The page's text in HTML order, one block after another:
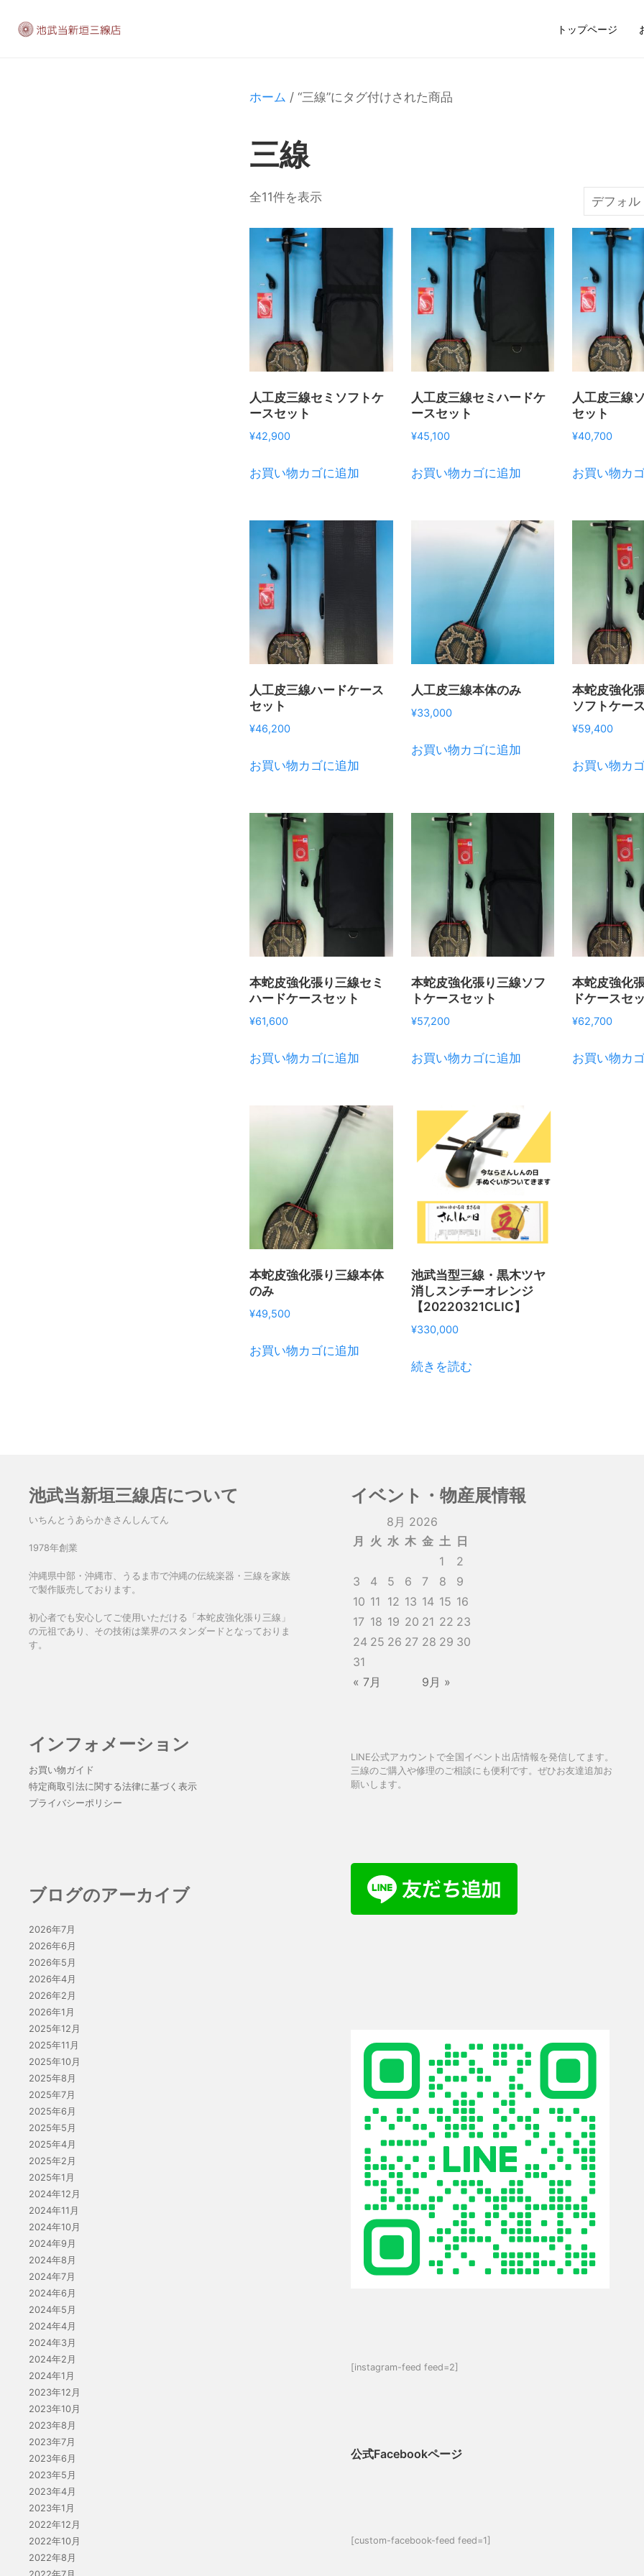
トップページ
ホーム / “三線”にタグ付けされた商品
三線
全11件を表示
人工皮三線セミソフトケ
ースセット
¥42,900
お買い物カゴに追加
人工皮三線セミハードケ
ースセット
¥45,100
お買い物カゴに追加
人工皮三線
セット
¥40,700
お買い物カ
人工皮三線ハードケース
セット
¥46,200
お買い物カゴに追加
人工皮三線本体のみ
¥33,000
お買い物カゴに追加
本蛇皮強化
ソフトケー
¥59,400
お買い物カ
本蛇皮強化張り三線セミ
ハードケースセット
¥61,600
お買い物カゴに追加
本蛇皮強化張り三線ソフ
トケースセット
¥57,200
お買い物カゴに追加
本蛇皮強化
ドケースセ
¥62,700
お買い物カ
本蛇皮強化張り三線本体
のみ
¥49,500
お買い物カゴに追加
池武当型三線・黒木ツヤ
消しスンチーオレンジ
【20220321CLIC】
¥330,000
続きを読む
池武当新垣三線店について
いちんとうあらかきさんしんてん
1978年創業
沖縄県中部・沖縄市、うるま市で沖縄の伝統楽器・三線を家族
で製作販売しております。
初心者でも安心してご使用いただける「本蛇皮強化張り三線」
の元祖であり、その技術は業界のスタンダードとなっておりま
す。
インフォメーション
お買い物ガイド
特定商取引法に関する法律に基づく表示
プライバシーポリシー
ブログのアーカイブ
2026年7月
2026年6月
2026年5月
2026年4月
2026年2月
2026年1月
2025年12月
2025年11月
2025年10月
2025年8月
2025年7月
2025年6月
2025年5月
2025年4月
2025年2月
2025年1月
2024年12月
2024年11月
2024年10月
2024年9月
2024年8月
2024年7月
2024年6月
2024年5月
2024年4月
2024年3月
2024年2月
2024年1月
2023年12月
2023年10月
2023年8月
2023年7月
2023年6月
2023年5月
2023年4月
2023年1月
2022年12月
2022年10月
2022年8月
イベント・物産展情報
8月 2026
月
火 水 木 金 土 日
1
2
3
4 5 6 7 8
9
10 11 12 13 14 15 16
17 18 19 20 21 22 23
24 25 26 27 28 29 30
31
« 7月
9月 »
LINE公式アカウントで全国イベント出店情報を発信してます。
三線のご購入や修理のご相談にも便利です。ぜひお友達追加お
願いします。
[instagram-feed feed=2]
公式Facebookページ
[custom-facebook-feed feed=1]